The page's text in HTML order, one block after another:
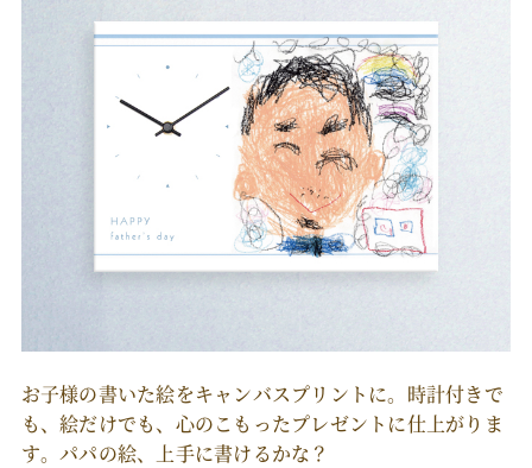
お子様の書いた絵をキャンバスプリントに。時計付きで
も、絵だけでも、心のこもったプレゼントに仕上がりま
す。パパの絵、上手に書けるかな？